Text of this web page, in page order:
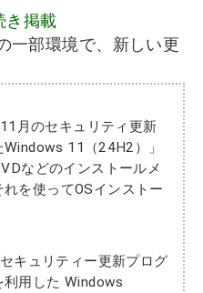
き掲載
一部環境で、新しい更
月のセキュリティ更新
11（24H2）」
などのインストールメ
を使ってOSインストー
キュリティー更新プログ
利用した Windows